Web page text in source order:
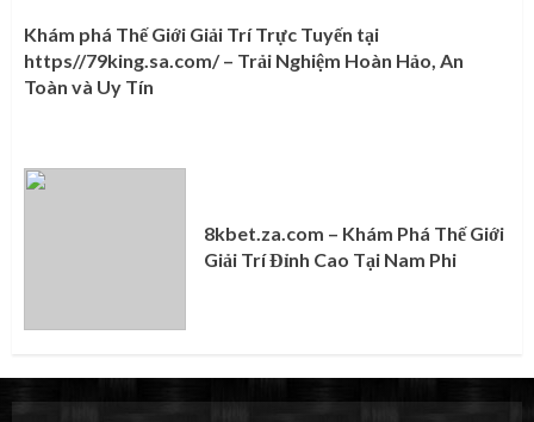
Khám phá Thế Giới Giải Trí Trực Tuyến tại
https//79king.sa.com/ – Trải Nghiệm Hoàn Hảo, An
Toàn và Uy Tín
8kbet.za.com – Khám Phá Thế Giới
Giải Trí Đỉnh Cao Tại Nam Phi